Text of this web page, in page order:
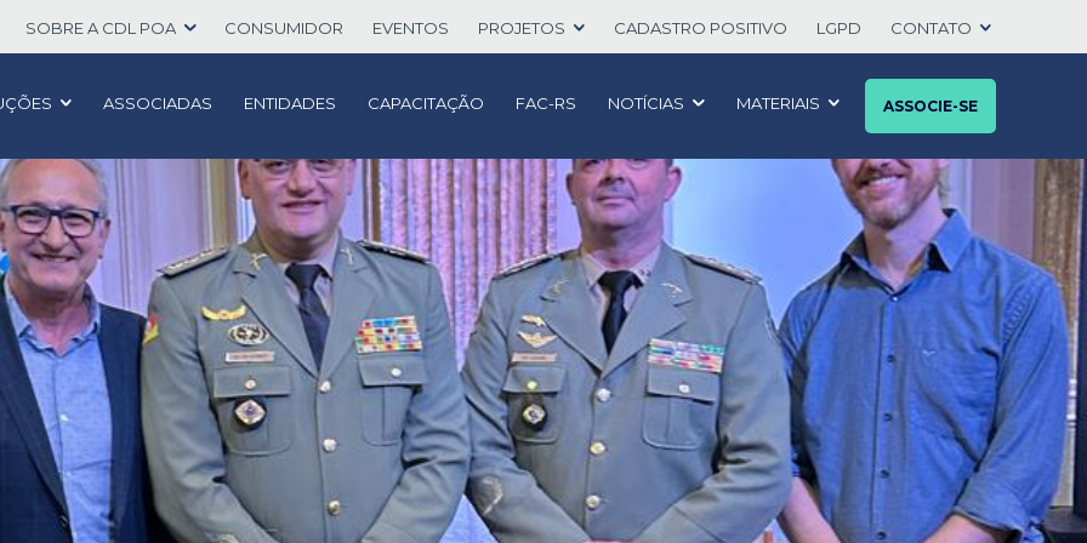
SOBRE A CDL POA CONSUMIDOR EVENTOS PROJETOS CADASTRO POSITIVO LGPD CONTATO
ASSOCIADAS ENTIDADES CAPACITAÇÃO FAC-RS NOTÍCIAS MATERIAIS ASSOCIE-SE